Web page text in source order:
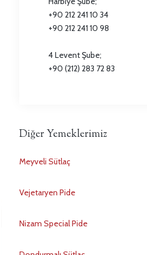
+90 212 241 10 34
+90 212 241 10 98
4 Levent Şube;
+90 (212) 283 72 83
Diğer Yemeklerimiz
Meyveli Sütlaç
Vejetaryen Pide
Nizam Special Pide